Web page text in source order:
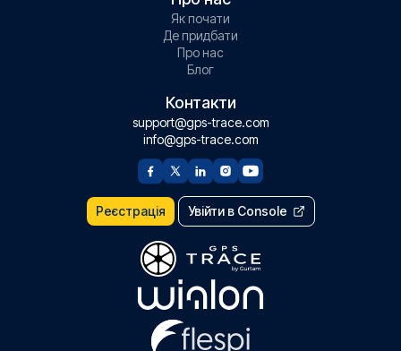
Як почати
Де придбати
Про нас
Блог
Контакти
support@gps-trace.com
info@gps-trace.com
Реєстрація Увійти в Console